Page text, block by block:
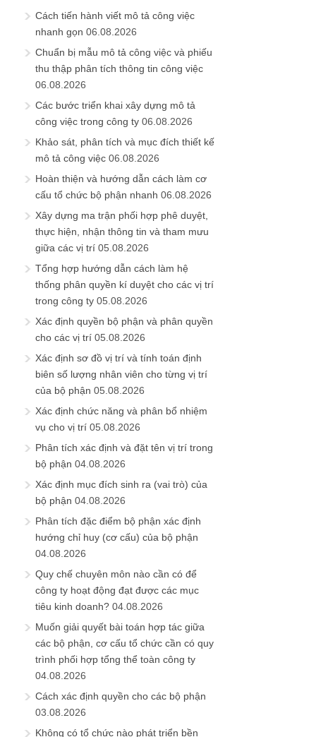
Cách tiến hành viết mô tả công việc
nhanh gọn 06.08.2026
Chuẩn bị mẫu mô tả công việc và phiếu
thu thập phân tích thông tin công việc
06.08.2026
Các bước triển khai xây dựng mô tả
công việc trong công ty 06.08.2026
Khảo sát, phân tích và mục đích thiết kế
mô tả công việc 06.08.2026
Hoàn thiện và hướng dẫn cách làm cơ
cấu tổ chức bộ phận nhanh 06.08.2026
Xây dựng ma trận phối hợp phê duyệt,
thực hiện, nhận thông tin và tham mưu
giữa các vị trí 05.08.2026
Tổng hợp hướng dẫn cách làm hệ
thống phân quyền kí duyệt cho các vị trí
trong công ty 05.08.2026
Xác định quyền bộ phận và phân quyền
cho các vị trí 05.08.2026
Xác định sơ đồ vị trí và tính toán định
biên số lượng nhân viên cho từng vị trí
của bộ phận 05.08.2026
Xác định chức năng và phân bổ nhiệm
vụ cho vị trí 05.08.2026
Phân tích xác định và đặt tên vị trí trong
bộ phận 04.08.2026
Xác định mục đích sinh ra (vai trò) của
bộ phận 04.08.2026
Phân tích đặc điểm bộ phận xác định
hướng chỉ huy (cơ cấu) của bộ phận
04.08.2026
Quy chế chuyên môn nào cần có để
công ty hoạt động đạt được các mục
tiêu kinh doanh? 04.08.2026
Muốn giải quyết bài toán hợp tác giữa
các bộ phận, cơ cấu tổ chức cần có quy
trình phối hợp tổng thể toàn công ty
04.08.2026
Cách xác định quyền cho các bộ phận
03.08.2026
Không có tổ chức nào phát triển bền